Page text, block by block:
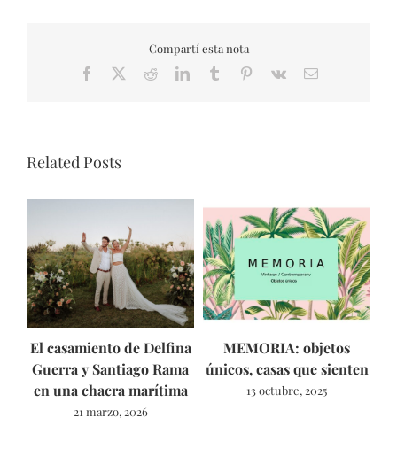
Compartí esta nota
Facebook RedditLinkedInTumblr Pinterest
Vk Email
Related Posts
El casamiento de Delfina
Guerra y Santiago Rama
en una chacra marítima
21 marzo, 2026
MEMORIA: objetos
únicos, casas que sienten
13 octubre, 2025